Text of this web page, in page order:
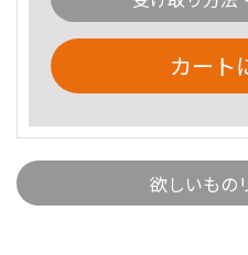
カート
欲しいもの